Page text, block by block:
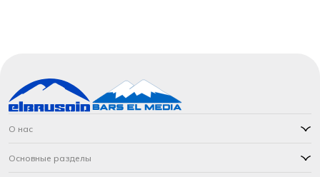
О нас
Основные разделы